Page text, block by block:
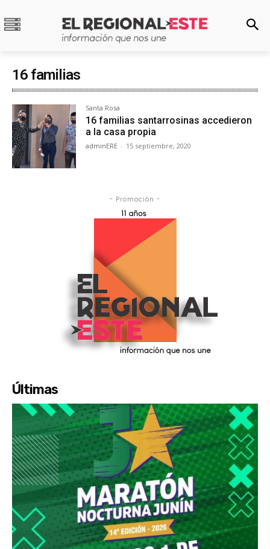
16 familias
Santa Rosa
16 familias santarrosinas accedieron
a la casa propia
adminERE - 15 septiembre, 2020
- Promoción -
Últimas